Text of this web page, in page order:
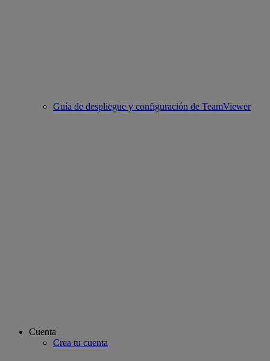
Guía de despliegue y configuración de TeamViewer
Cuenta
Crea tu cuenta